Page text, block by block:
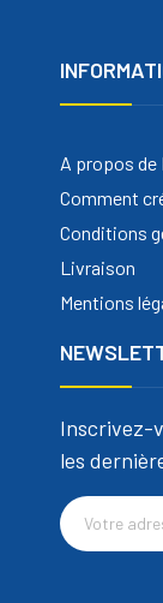
A propos de
Comment
Conditions
Livraison
Mentions
Inscrivez-
les